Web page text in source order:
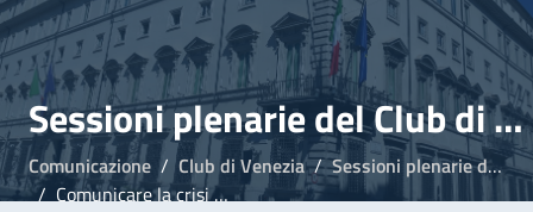
Sessioni plenarie del Club di Venezia
Comunicazione Club di Venezia
Sessioni plenarie del Club di Venezia
Comunicare la crisi economica